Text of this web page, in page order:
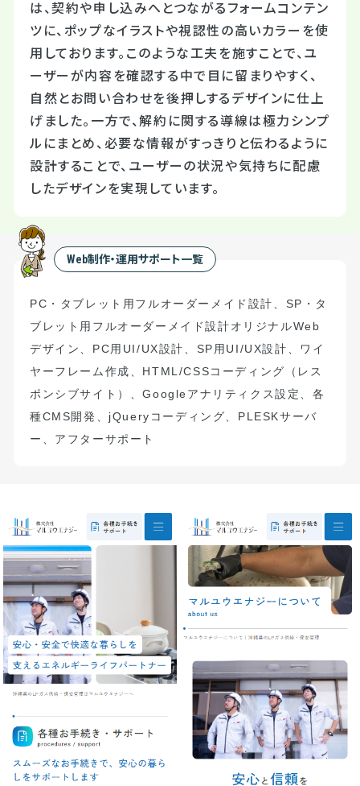
は、契約や申し込みへとつながるフォームコンテン
ツに、ポップなイラストや視認性の高いカラーを使
用しております。このような工夫を施すことで、ユ
ーザーが内容を確認する中で目に留まりやすく、
自然とお問い合わせを後押しするデザインに仕上
げました。一方で、解約に関する導線は極力シンプ
ルにまとめ、必要な情報がすっきりと伝わるように
設計することで、ユーザーの状況や気持ちに配慮
したデザインを実現しています。
Web制作・運用サポート一覧
PC ・タブレット用フルオーダーメイド設計 SP ・タ
ブレット用フルオーダーメイド設計オリジナルWeb
デザイン、 PC用 UI/UX設計、 SP 用 UI/UX設計、ワイ
ヤーフレーム作成、 HTML/CSSコーディング（ レス
ポンシブサイト）
、Googleアナリティクス設定、各
種CMS開発、 jQuery コーディング、 PLESKサーバ
ー、アフターサポート